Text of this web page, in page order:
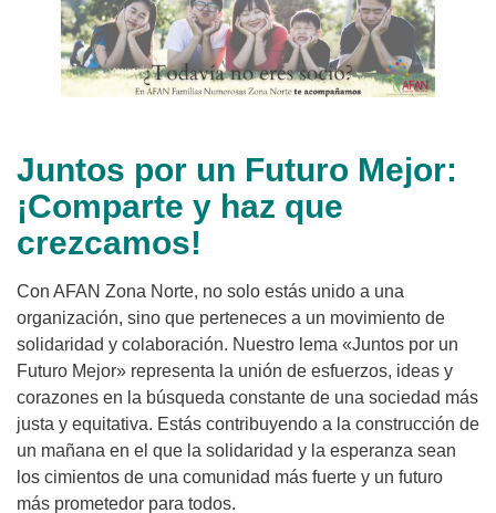
Juntos por un Futuro Mejor:
¡Comparte y haz que
crezcamos!
Con AFAN Zona Norte, no solo estás unido a una
organización, sino que perteneces a un movimiento de
solidaridad y colaboración. Nuestro lema «Juntos por un
Futuro Mejor» representa la unión de esfuerzos, ideas y
corazones en la búsqueda constante de una sociedad más
justa y equitativa. Estás contribuyendo a la construcción de
un mañana en el que la solidaridad y la esperanza sean
los cimientos de una comunidad más fuerte y un futuro
más prometedor para todos.